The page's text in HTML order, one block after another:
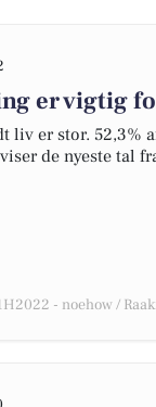
er vigtig
liv er stor. 52,3%
de nyeste tal
- noehow /